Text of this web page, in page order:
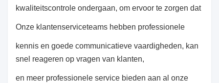
kwaliteitscontrole ondergaan, om ervoor te zorgen dat
Onze klantenserviceteams hebben professionele
kennis en goede communicatieve vaardigheden, kan
snel reageren op vragen van klanten,
en meer professionele service bieden aan al onze